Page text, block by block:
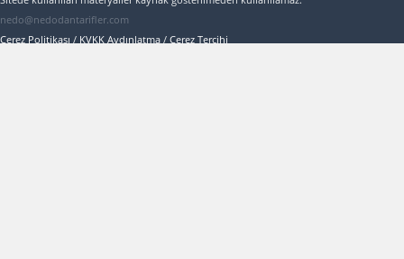
nedo@nedodantarifler.com
Çerez Politikası / KVKK Aydınlatma / Çerez Tercihi